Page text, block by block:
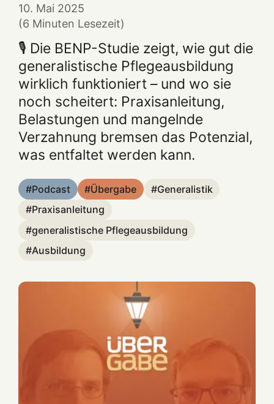
10. Mai 2025
(6 Minuten Lesezeit)
🎙️ Die BENP-Studie zeigt, wie gut die
generalistische Pflegeausbildung
wirklich funktioniert – und wo sie
noch scheitert: Praxisanleitung,
Belastungen und mangelnde
Verzahnung bremsen das Potenzial,
was entfaltet werden kann.
Podcast Übergabe
Generalistik
Praxisanleitung
generalistische Pflegeausbildung
Ausbildung